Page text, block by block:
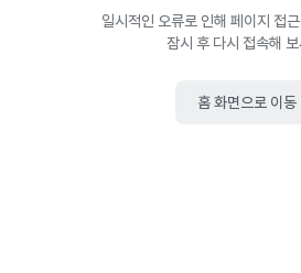
일시적인 오류로 인해 페이지 접
잠시 후 다시 접속해
홈 화면으로 이동